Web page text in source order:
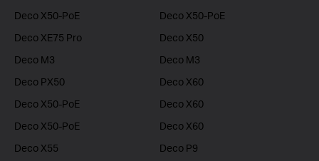
Deco X50-PoE
Deco X50-PoE
Deco XE75 Pro
Deco X50
Deco M3
Deco M3
Deco PX50
Deco X60
Deco X50-PoE
Deco X60
Deco X50-PoE
Deco X60
Deco X55
Deco P9